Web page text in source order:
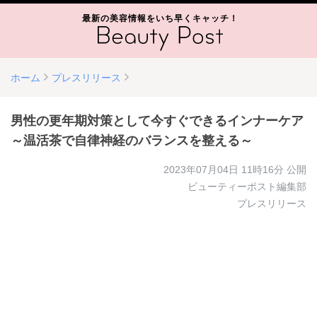
最新の美容情報をいち早くキャッチ！
ホーム プレスリリース
男性の更年期対策として今すぐできるインナーケア
～温活茶で自律神経のバランスを整える～
2023年07月04日 11時16分 公開
ビューティーポスト編集部
プレスリリース